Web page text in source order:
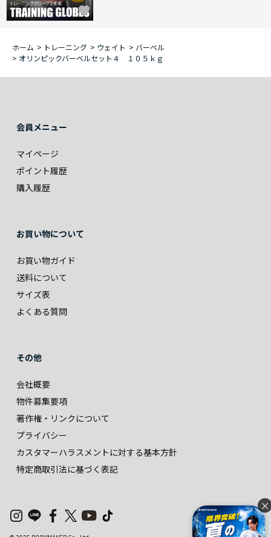
×
ホーム > トレーニング > ウェイト > バーベル
> オリンピックバーベルセット４ １０５ｋｇ
会員メニュー
マイページ
ポイント履歴
購入履歴
お買い物について
お買い物ガイド
送料について
サイズ表
よくある質問
その他
会社概要
物件募集要項
著作権・リンクについて
プライバシー
カスタマーハラスメントに対する基本方針
特定商取引法に基づく表記